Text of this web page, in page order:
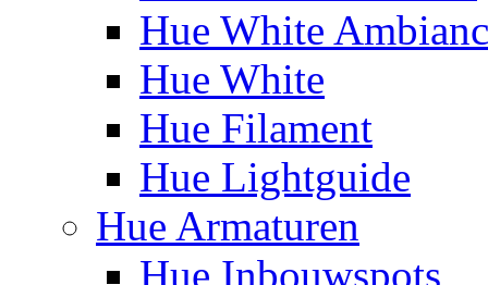
Hue White
Hue White
Hue Filament
Hue Lightguide
Hue Armaturen
Hue Inbouwspots